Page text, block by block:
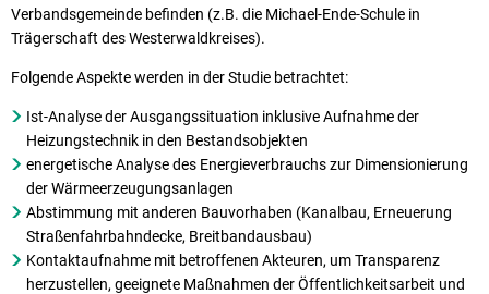
Verbandsgemeinde befinden (z.B. die Michael-Ende-Schule in
Trägerschaft des Westerwaldkreises).
Folgende Aspekte werden in der Studie betrachtet:
Ist-Analyse der Ausgangssituation inklusive Aufnahme der
Heizungstechnik in den Bestandsobjekten
energetische Analyse des Energieverbrauchs zur Dimensionierung
der Wärmeerzeugungsanlagen
Abstimmung mit anderen Bauvorhaben (Kanalbau, Erneuerung
Straßenfahrbahndecke, Breitbandausbau)
Kontaktaufnahme mit betroffenen Akteuren, um Transparenz
herzustellen, geeignete Maßnahmen der Öffentlichkeitsarbeit und